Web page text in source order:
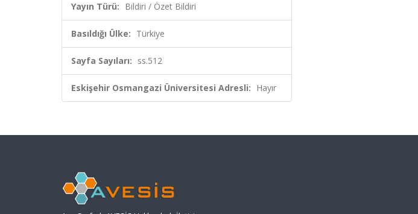
Yayın Türü: Bildiri / Özet Bildiri
Basıldığı Ülke: Türkiye
Sayfa Sayıları: ss.512
Eskişehir Osmangazi Üniversitesi Adresli: Hayır